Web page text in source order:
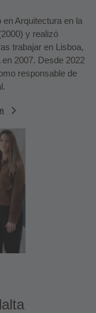
Arquitectura en la
y realizó
trabajar en Lisboa,
2007. Desde 2022
responsable de